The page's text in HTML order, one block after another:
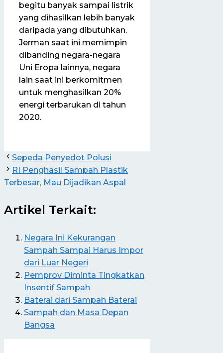
begitu banyak sampai listrik
yang dihasilkan lebih banyak
daripada yang dibutuhkan.
Jerman saat ini memimpin
dibanding negara-negara
Uni Eropa lainnya, negara
lain saat ini berkomitmen
untuk menghasilkan 20%
energi terbarukan di tahun
2020.
Sepeda Penyedot Polusi
RI Penghasil Sampah Plastik
Terbesar, Mau Dijadikan Aspal
Artikel Terkait:
Negara Ini Kekurangan
Sampah Sampai Harus Impor
dari Luar Negeri
Pemprov Diminta Tingkatkan
Insentif Sampah
Baterai dari Sampah Baterai
Sampah dan Masa Depan
Bangsa